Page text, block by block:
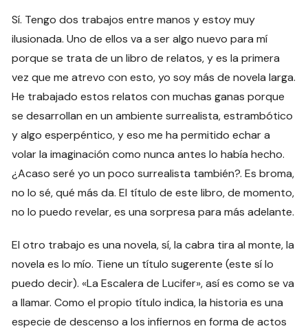
Sí. Tengo dos trabajos entre manos y estoy muy
ilusionada. Uno de ellos va a ser algo nuevo para mí
porque se trata de un libro de relatos, y es la primera
vez que me atrevo con esto, yo soy más de novela larga.
He trabajado estos relatos con muchas ganas porque
se desarrollan en un ambiente surrealista, estrambótico
y algo esperpéntico, y eso me ha permitido echar a
volar la imaginación como nunca antes lo había hecho.
¿Acaso seré yo un poco surrealista también?. Es broma,
no lo sé, qué más da. El título de este libro, de momento,
no lo puedo revelar, es una sorpresa para más adelante.
El otro trabajo es una novela, sí, la cabra tira al monte, la
novela es lo mío. Tiene un título sugerente (este sí lo
puedo decir). «La Escalera de Lucifer», así es como se va
a llamar. Como el propio título indica, la historia es una
especie de descenso a los infiernos en forma de actos